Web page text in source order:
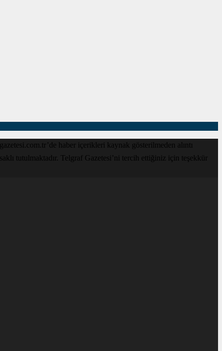
haber içerikleri kaynak gösterilmeden alıntı
tutulmaktadır. Telgraf Gazetesi’ni tercih ettiğiniz için teşekkür